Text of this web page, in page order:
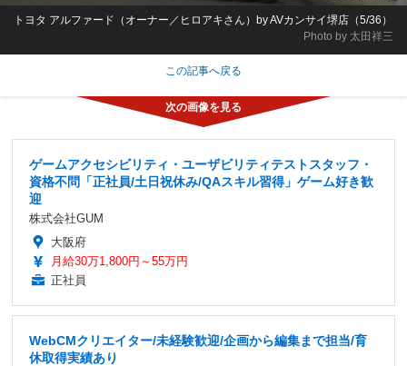
Photo by 太田祥三
トヨタ アルファード（オーナー／ヒロアキさん）by AVカンサイ堺店（5/36）
この記事へ戻る
ゲームアクセシビリティ・ユーザビリティテストスタッフ・
資格不問「正社員/土日祝休み/QAスキル習得」ゲーム好き歓
迎
株式会社GUM
大阪府
月給30万1,800円～55万円
正社員
WebCMクリエイター/未経験歓迎/企画から編集まで担当/育
休取得実績あり